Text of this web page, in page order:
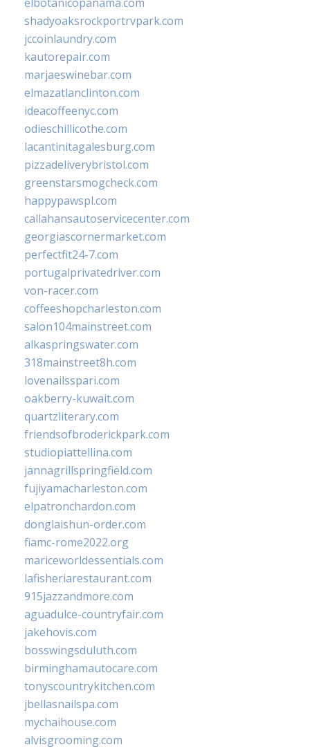
shadyoaksrockportrvpark.com
jccoinlaundry.com
kautorepair.com
marjaeswinebar.com
elmazatlanclinton.com
ideacoffeenyc.com
odieschillicothe.com
lacantinitagalesburg.com
pizzadeliverybristol.com
greenstarsmogcheck.com
happypawspl.com
callahansautoservicecenter.com
georgiascornermarket.com
perfectfit24-7.com
portugalprivatedriver.com
von-racer.com
coffeeshopcharleston.com
salon104mainstreet.com
alkaspringswater.com
318mainstreet8h.com
lovenailsspari.com
oakberry-kuwait.com
quartzliterary.com
friendsofbroderickpark.com
studiopiattellina.com
jannagrillspringfield.com
fujiyamacharleston.com
elpatronchardon.com
donglaishun-order.com
fiamc-rome2022.org
mariceworldessentials.com
lafisheriarestaurant.com
915jazzandmore.com
aguadulce-countryfair.com
jakehovis.com
bosswingsduluth.com
birminghamautocare.com
tonyscountrykitchen.com
jbellasnailspa.com
mychaihouse.com
alvisgrooming.com